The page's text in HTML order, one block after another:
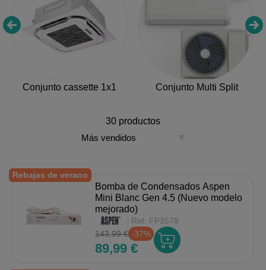
Conjunto cassette 1x1 Conjunto Multi Split
30 productos
Rebajas de verano
Bomba de Condensados Aspen
Mini Blanc Gen 4.5 (Nuevo modelo
mejorado)
Ref: FP3578
143,99 € -37%
89,99 €